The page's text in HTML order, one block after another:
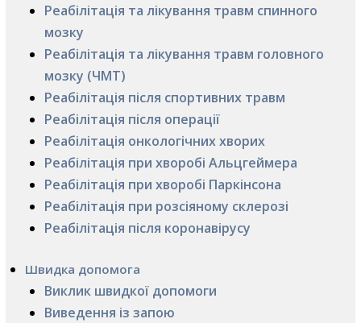
Реабілітація та лікування травм спинного
мозку
Реабілітація та лікування травм головного
мозку (ЧМТ)
Реабілітація після спортивних травм
Реабілітація після операції
Реабілітація онкологічних хворих
Реабілітація при хворобі Альцгеймера
Реабілітація при хворобі Паркінсона
Реабілітація при розсіяному склерозі
Реабілітація після коронавірусу
Швидка допомога
Виклик швидкої допомоги
Виведення із запою